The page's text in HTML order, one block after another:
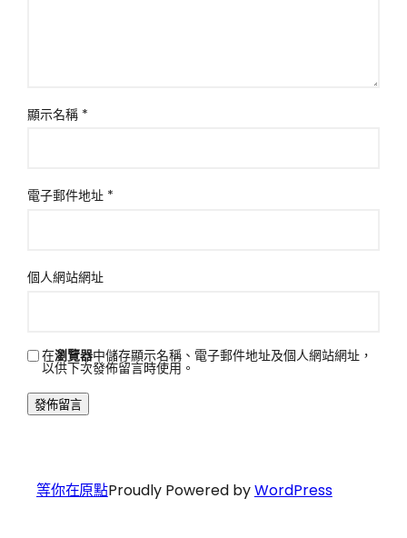
顯示名稱 *
電子郵件地址 *
個人網站網址
在瀏覽器中儲存顯示名稱、電子郵件地址及個人網站網址，
以供下次發佈留言時使用。
等你在原點Proudly Powered byWordPress